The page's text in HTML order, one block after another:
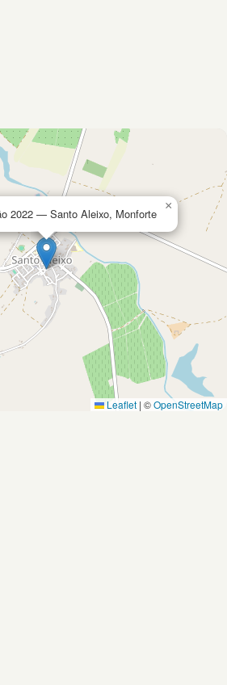
2022 — Santo Aleixo, Monforte
×
Leaflet | ©OpenStreetMap